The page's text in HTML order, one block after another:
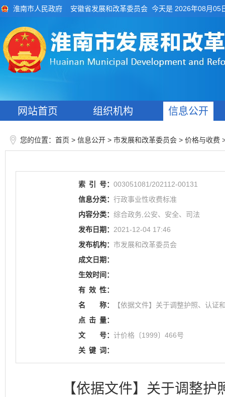
淮南市人民政府 安徽省发展和改革委员会 今天是 2026年08月05
网站首页 组织机构 信息公开
您的位置： 首页 > 信息公开 > 市发展和改革委员会 > 价格与收费
索 引 号： 003051081/202112-00131
信息分类： 行政事业性收费标准
内容分类： 综合政务,公安、安全、司法
发布日期： 2021-12-04 17:46
发布机构： 市发展和改革委员会
成文日期：
生效时间：
有 效 性：
名
称：
【依据文件】关于调整护照、认证
点 击 量：
文
号： 计价格〔1999〕466号
关 键 词：
【依据文件】关于调整